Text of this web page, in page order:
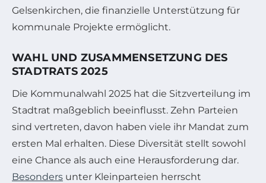
Gelsenkirchen, die finanzielle Unterstützung für
kommunale Projekte ermöglicht.
WAHL UND ZUSAMMENSETZUNG DES
STADTRATS 2025
Die Kommunalwahl 2025 hat die Sitzverteilung im
Stadtrat maßgeblich beeinflusst. Zehn Parteien
sind vertreten, davon haben viele ihr Mandat zum
ersten Mal erhalten. Diese Diversität stellt sowohl
eine Chance als auch eine Herausforderung dar.
Besonders unter Kleinparteien herrscht